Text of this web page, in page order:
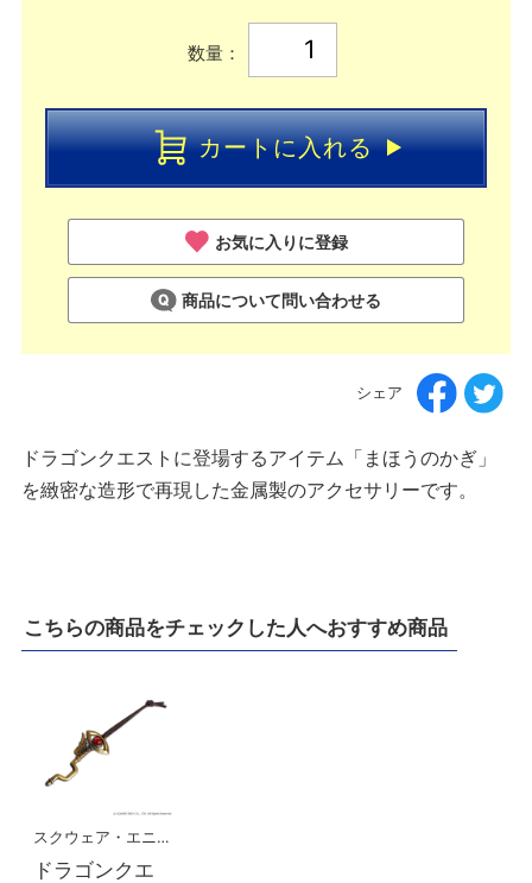
数量：
カートに入れる
お気に入りに登録
商品について問い合わせる
シェア
ドラゴンクエストに登場するアイテム「まほうのかぎ」
を緻密な造形で再現した金属製のアクセサリーです。
こちらの商品をチェックした人へおすすめ商品
スクウェア・エニックス
ドラゴンクエ